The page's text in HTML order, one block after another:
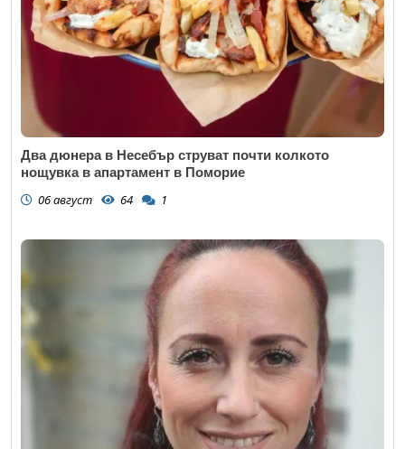
Два дюнера в Несебър струват почти колкото
нощувка в апартамент в Поморие
06 август 64 1